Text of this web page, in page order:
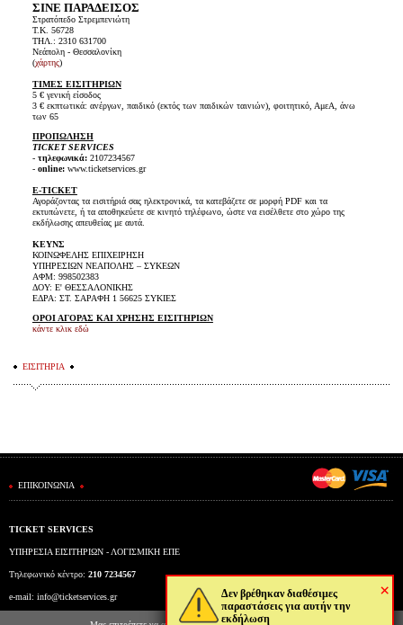
×
Δεν βρέθηκαν διαθέσιμες
παραστάσεις για αυτήν την
εκδήλωση
ΣΙΝΕ ΠΑΡΑΔΕΙΣΟΣ
Στρατόπεδο Στρεμπενιώτη
Τ.Κ. 56728
ΤΗΛ.: 2310 631700
Νεάπολη - Θεσσαλονίκη
(χάρτης)
ΤΙΜΕΣ ΕΙΣΙΤΗΡΙΩΝ
5 € γενική είσοδος
3 € εκπτωτικά: ανέργων, παιδικό (εκτός των παιδικών ταινιών), φοιτητικό, ΑμεΑ, άνω
των 65
ΠΡΟΠΩΛΗΣΗ
TICKET SERVICES
- τηλεφωνικά:2107234567
- online:www.ticketservices.gr
E-TICKET
Αγοράζοντας τα εισιτήριά σας ηλεκτρονικά, τα κατεβάζετε σε μορφή PDF και τα
εκτυπώνετε, ή τα αποθηκεύετε σε κινητό τηλέφωνο, ώστε να εισέλθετε στο χώρο της
εκδήλωσης απευθείας με αυτά.
ΚΕΥΝΣ
ΚΟΙΝΩΦΕΛΗΣ ΕΠΙΧΕΙΡΗΣΗ
ΥΠΗΡΕΣΙΩΝ ΝΕΑΠΟΛΗΣ – ΣΥΚΕΩΝ
ΑΦΜ: 998502383
ΔΟΥ: Ε' ΘΕΣΣΑΛΟΝΙΚΗΣ
ΕΔΡΑ: ΣΤ. ΣΑΡΑΦΗ 1 56625 ΣΥΚΙΕΣ
ΟΡΟΙ ΑΓΟΡΑΣ ΚΑΙ ΧΡΗΣΗΣ ΕΙΣΙΤΗΡΙΩΝ
κάντε κλικ εδώ
ΕΙΣΙΤΗΡΙΑ
ΕΠΙΚΟΙΝΩΝΙΑ
TICKET SERVICES
ΥΠΗΡΕΣΙΑ ΕΙΣΙΤΗΡΙΩΝ - ΛΟΓΙΣΜΙΚΗ ΕΠΕ
Τηλεφωνικό κέντρο: 210 7234567
e-mail: info@ticketservices.gr
Εκδοτήριο: Πανεπιστημίου 39 (Στοά Πεσμαζόγλου), Αθήνα